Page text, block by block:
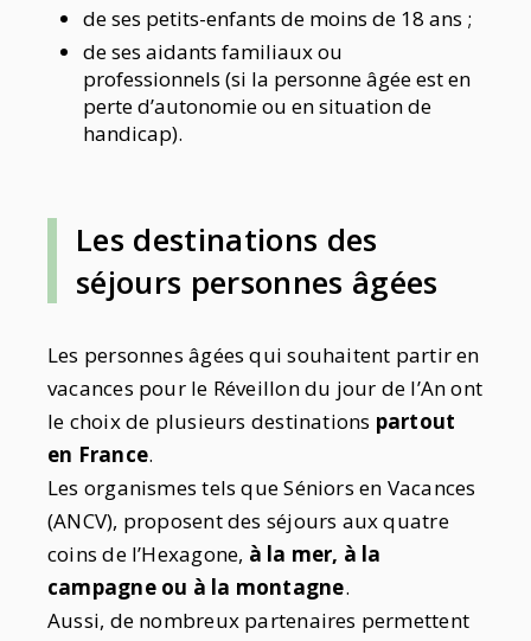
de ses petits-enfants de moins de 18 ans ;
de ses aidants familiaux ou
professionnels (si la personne âgée est en
perte d’autonomie ou en situation de
handicap).
Les destinations des
séjours personnes âgées
Les personnes âgées qui souhaitent partir en
vacances pour le Réveillon du jour de l’An ont
le choix de plusieurs destinations partout
en France.
Les organismes tels que Séniors en Vacances
(ANCV), proposent des séjours aux quatre
coins de l’Hexagone, à la mer, à la
campagne ou à la montagne.
Aussi, de nombreux partenaires permettent